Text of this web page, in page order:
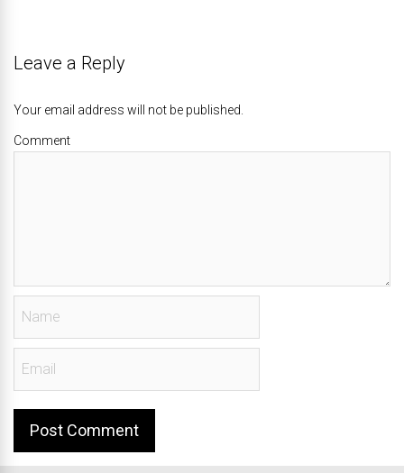
Leave a Reply
Your email address will not be published.
Comment